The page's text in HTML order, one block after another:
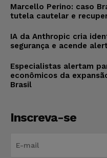
Marcello Perino: caso
tutela cautelar e
IA da Anthropic cria
segurança e acende
Especialistas alertam
econômicos da
Brasil
Inscreva-se